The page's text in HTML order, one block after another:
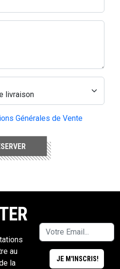
Générales de Vente
au
la